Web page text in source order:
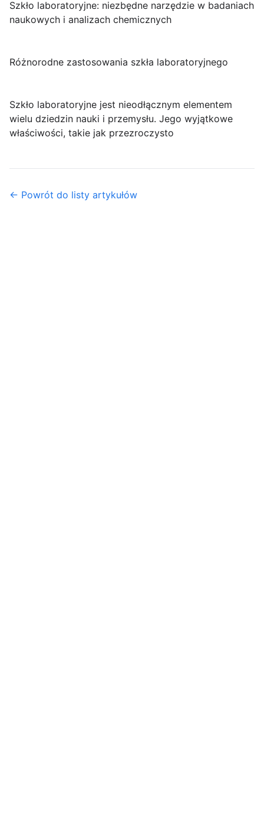
Szkło laboratoryjne: niezbędne narzędzie w badaniach
naukowych i analizach chemicznych
Różnorodne zastosowania szkła laboratoryjnego
Szkło laboratoryjne jest nieodłącznym elementem
wielu dziedzin nauki i przemysłu. Jego wyjątkowe
właściwości, takie jak przezroczysto
← Powrót do listy artykułów